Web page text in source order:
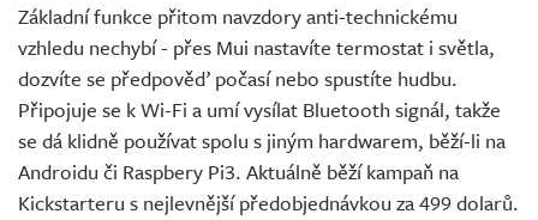
Základní funkce přitom navzdory anti-technickému
vzhledu nechybí - přes Mui nastavíte termostat i světla,
dozvíte se předpověď počasí nebo spustíte hudbu.
Připojuje se k Wi-Fi a umí vysílat Bluetooth signál, takže
se dá klidně používat spolu s jiným hardwarem, běží-li na
Androidu či Raspbery Pi3. Aktuálně běží kampaň na
Kickstarteru s nejlevnější předobjednávkou za 499 dolarů.